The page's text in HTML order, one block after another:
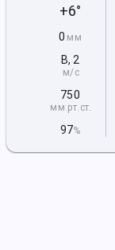
+6°
0 мм
В, 2
м/с
750
мм рт.ст.
97%